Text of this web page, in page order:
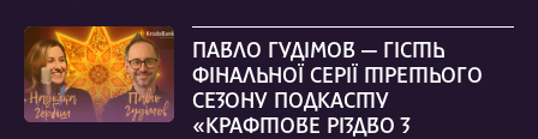
ПАВЛО ГУДІМОВ — ГІСТЬ
ФІНАЛЬНОЇ СЕРІЇ ТРЕТЬОГО
СЕЗОНУ ПОДКАСТУ
«КРАФТОВЕ РІЗДВО З